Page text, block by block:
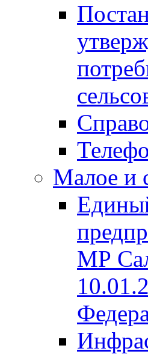
Малое и
МР